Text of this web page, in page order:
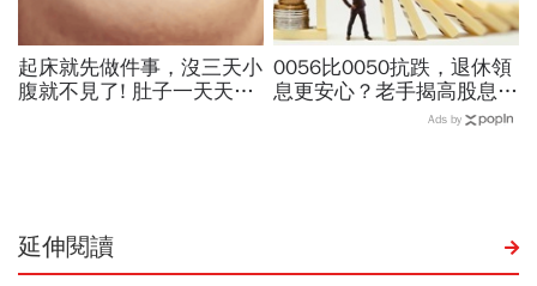
起床就先做件事，沒三天小
腹就不見了! 肚子一天天變
0056比0050抗跌，退休領
息更安心？老手揭高股息
「4大致命傷」：股息再投
Ads by
延伸閱讀